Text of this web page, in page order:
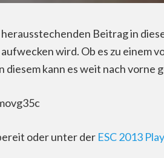
Beitrag in
wird. Ob es zu einem
kann es weit nach vorne
oder unter der ESC 2013